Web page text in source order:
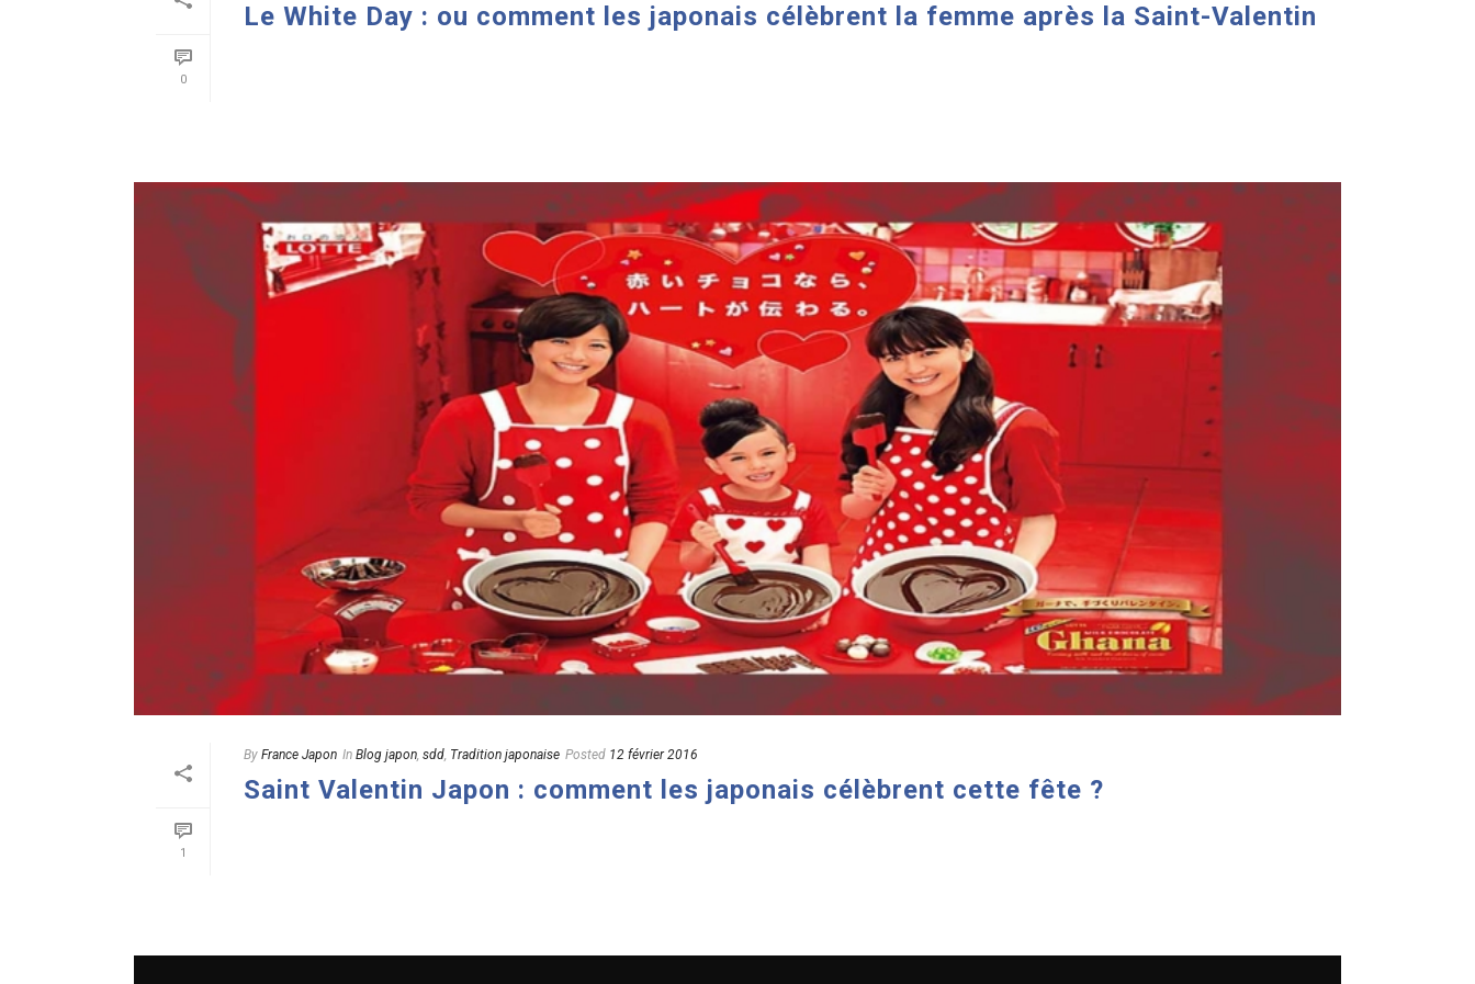
0
Le White Day : ou comment les japonais célèbrent la femme après la Saint-Valentin
1
By France Japon In Blog japon, sdd, Tradition japonaise Posted 12 février 2016
Saint Valentin Japon : comment les japonais célèbrent cette fête ?